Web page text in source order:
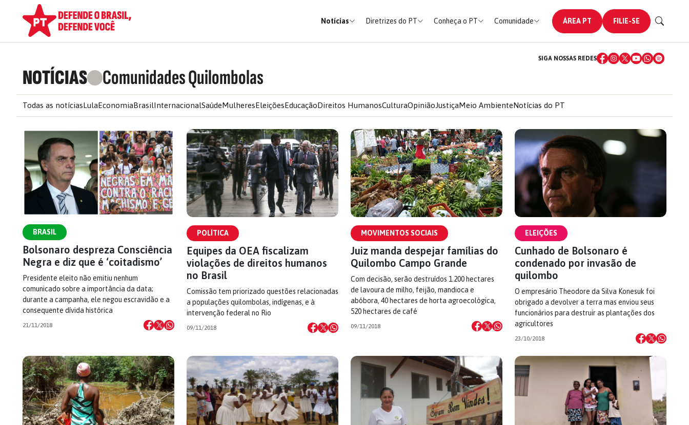
Notícias Diretrizes do PT Conheça o PT Comunidade ÁREA PT FILIE-SE
NOTÍCIAS Comunidades Quilombolas
SIGA NOSSAS REDES
Todas as notíciasLulaEconomiaBrasilInternacionalSaúdeMulheresEleiçõesEducaçãoDireitos HumanosCulturaOpiniãoJustiçaMeio AmbienteNotícias do PT
BRASIL
Bolsonaro despreza Consciência
Negra e diz que é ‘coitadismo’
Presidente eleito não emitiu nenhum
comunicado sobre a importância da data;
durante a campanha, ele negou escravidão e a
consequente dívida histórica
21/11/2018
POLÍTICA
Equipes da OEA fiscalizam
violações de direitos humanos
no Brasil
Comissão tem priorizado questões relacionadas
a populações quilombolas, indígenas, e à
intervenção federal no Rio
09/11/2018
MOVIMENTOS SOCIAIS
Juiz manda despejar famílias do
Quilombo Campo Grande
Com decisão, serão destruídos 1.200 hectares
de lavoura de milho, feijão, mandioca e
abóbora, 40 hectares de horta agroecológica,
520 hectares de café
09/11/2018
ELEIÇÕES
Cunhado de Bolsonaro é
condenado por invasão de
quilombo
O empresário Theodore da Silva Konesuk foi
obrigado a devolver a terra mas enviou seus
funcionários para destruir as plantações dos
agricultores
23/10/2018